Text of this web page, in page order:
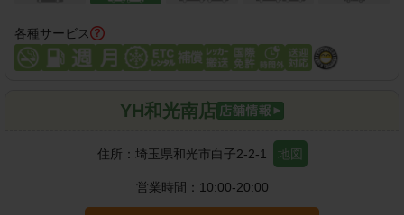
各種サービス
YH和光南店
住所： 埼玉県和光市白子2-2-1 地図
営業時間： 10:00-20:00